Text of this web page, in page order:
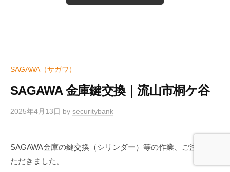
SAGAWA（サガワ）
SAGAWA 金庫鍵交換｜流山市桐ケ谷
2025年4月13日 by securitybank
SAGAWA金庫の鍵交換（シリンダー）等の作業、ご注文い
ただきました。